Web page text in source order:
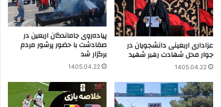
عزاداری اربعینی دانشجویان در
جوار محل شهادت رهبر شهید
1405.04.22
پیاده‌روی جاماندگان اربعین در
صفادشت با حضور پرشور مردم
برگزار شد
1405.04.22